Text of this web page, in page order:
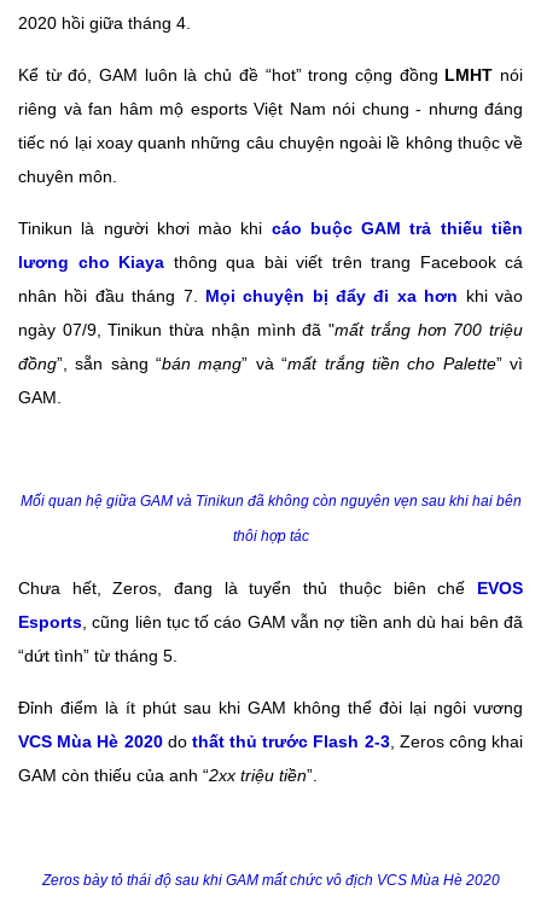
2020 hồi giữa tháng 4.
Kể từ đó, GAM luôn là chủ đề “hot” trong cộng đồng LMHT nói
riêng và fan hâm mộ esports Việt Nam nói chung - nhưng đáng
tiếc nó lại xoay quanh những câu chuyện ngoài lề không thuộc về
chuyên môn.
Tinikun là người khơi mào khi cáo buộc GAM trả thiếu tiền
lương cho Kiaya thông qua bài viết trên trang Facebook cá
nhân hồi đầu tháng 7. Mọi chuyện bị đẩy đi xa hơn khi vào
ngày 07/9, Tinikun thừa nhận mình đã "mất trắng hơn 700 triệu
đồng”, sẵn sàng “bán mạng” và “mất trắng tiền cho Palette” vì
GAM.
Mối quan hệ giữa GAM và Tinikun đã không còn nguyên vẹn sau khi hai bên
thôi hợp tác
Chưa hết, Zeros, đang là tuyển thủ thuộc biên chế EVOS
Esports , cũng liên tục tố cáo GAM vẫn nợ tiền anh dù hai bên đã
“dứt tình” từ tháng 5.
Đỉnh điểm là ít phút sau khi GAM không thể đòi lại ngôi vương
VCS Mùa Hè 2020do thất thủ trước Flash 2-3, Zeros công khai
GAM còn thiếu của anh “2xx triệu tiền”.
Zeros bày tỏ thái độ sau khi GAM mất chức vô địch VCS Mùa Hè 2020